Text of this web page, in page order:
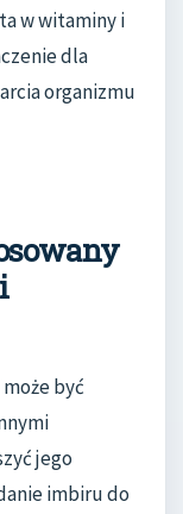
w witaminy i
dla
organizmu
być
jego
imbiru do